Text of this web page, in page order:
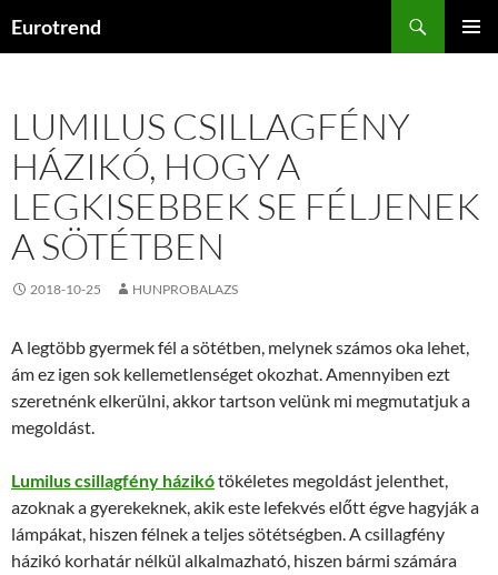
Eurotrend
LUMILUS CSILLAGFÉNY
HÁZIKÓ, HOGY A
LEGKISEBBEK SE FÉLJENEK
A SÖTÉTBEN
2018-10-25 HUNPROBALAZS
A legtöbb gyermek fél a sötétben, melynek számos oka lehet,
ám ez igen sok kellemetlenséget okozhat. Amennyiben ezt
szeretnénk elkerülni, akkor tartson velünk mi megmutatjuk a
megoldást.
Lumilus csillagfény házikótökéletes megoldást jelenthet,
azoknak a gyerekeknek, akik este lefekvés előtt égve hagyják a
lámpákat, hiszen félnek a teljes sötétségben. A csillagfény
házikó korhatár nélkül alkalmazható, hiszen bármi számára